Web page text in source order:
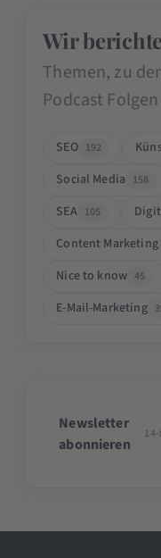
Wir
Themen, zu
Podcast
SEO 192
Social Media 158
SEA 105
Content Marketing
Nice to know 45
E-Mail-Marketing
Newsletter
abonnieren